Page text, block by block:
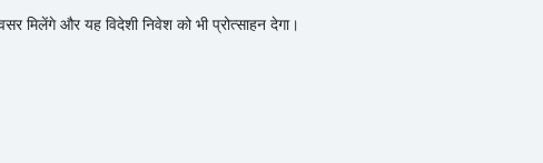
मिलेंगे और यह विदेशी निवेश को भी प्रोत्साहन देगा।